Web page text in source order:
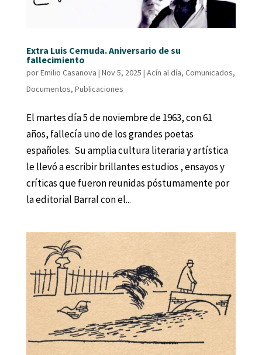
Extra Luis Cernuda. Aniversario de su
fallecimiento
porEmilio Casanova | Nov 5, 2025 | Acín al día, Comunicados,
Documentos, Publicaciones
El martes día 5 de noviembre de 1963, con 61
años, fallecía uno de los grandes poetas
españoles. Su amplia cultura literaria y artística
le llevó a escribir brillantes estudios , ensayos y
críticas que fueron reunidas póstumamente por
la editorial Barral con el...